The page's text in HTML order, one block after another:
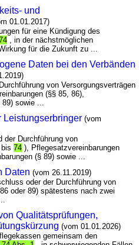
und
01.01.2017)
für eine Kündigung des
, in der nächstmöglichen
für die Zukunft zu ...
Daten bei den Verbänden
von Versorgungsverträgen
(§§ 85, 86),
sowie ...
Leistungserbringer (vom
der Durchführung von
bis74 ), Pflegesatzvereinbarungen
(§ 89) sowie ...
Daten (vom 26.11.2019)
oder der Durchführung von
oder 89) spätestens nach zwei
Qualitätsprüfungen,
(vom 01.01.2026)
gemeinsam den